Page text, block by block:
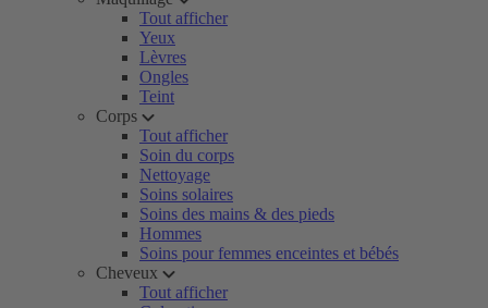
Tout afficher
Yeux
Lèvres
Ongles
Teint
Corps
Tout afficher
Soin du corps
Nettoyage
Soins solaires
Soins des mains & des pieds
Hommes
Soins pour femmes enceintes et bébés
Cheveux
Tout afficher